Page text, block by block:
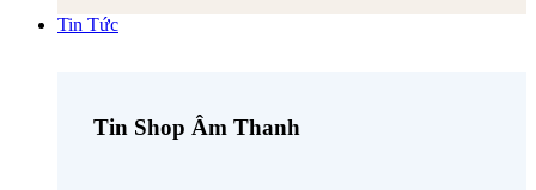
Tin Tức
Tin Shop Âm Thanh